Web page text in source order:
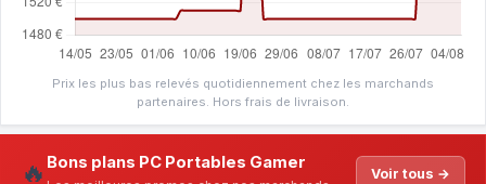
Prix les plus bas relevés quotidiennement chez les marchands
partenaires. Hors frais de livraison.
🔥 Bons plans PC Portables Gamer
Voir tous →